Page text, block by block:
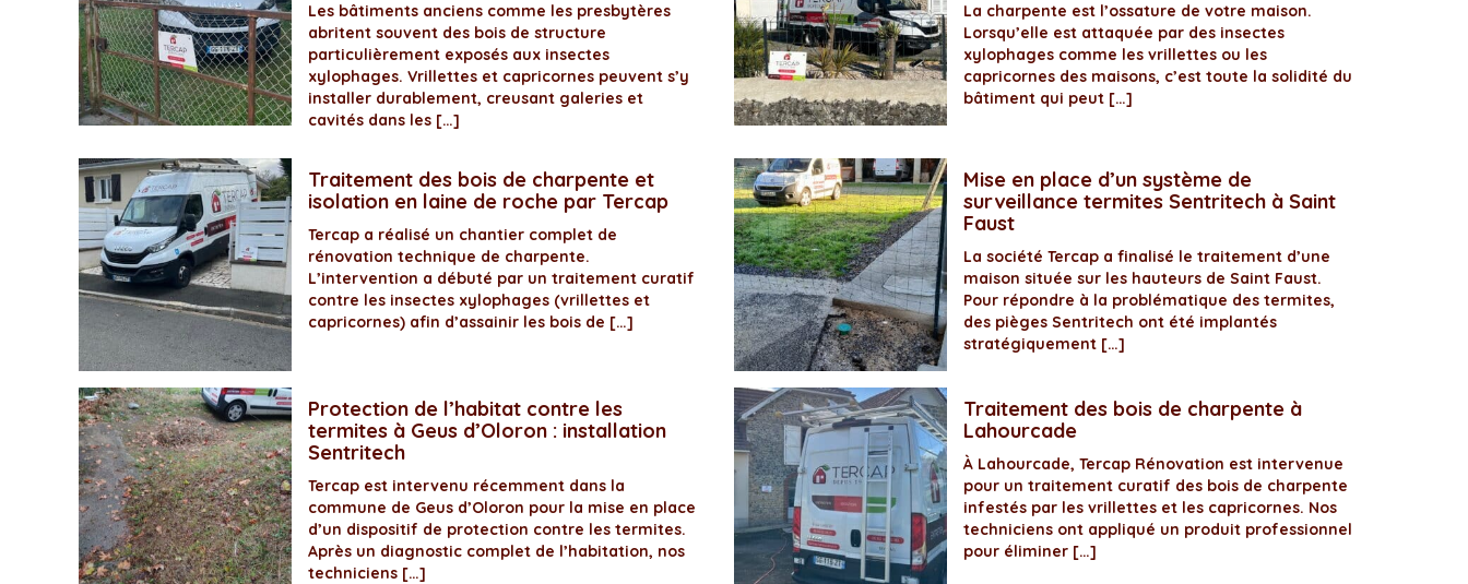
Les bâtiments anciens comme les presbytères
abritent souvent des bois de structure
particulièrement exposés aux insectes
xylophages. Vrillettes et capricornes peuvent s’y
installer durablement, creusant galeries et
cavités dans les […]
La charpente est l’ossature de votre maison.
Lorsqu’elle est attaquée par des insectes
xylophages comme les vrillettes ou les
capricornes des maisons, c’est toute la solidité du
bâtiment qui peut […]
Traitement des bois de charpente et
isolation en laine de roche par Tercap
Tercap a réalisé un chantier complet de
rénovation technique de charpente.
L’intervention a débuté par un traitement curatif
contre les insectes xylophages (vrillettes et
capricornes) afin d’assainir les bois de […]
Mise en place d’un système de
surveillance termites Sentritech à Saint
Faust
La société Tercap a finalisé le traitement d’une
maison située sur les hauteurs de Saint Faust.
Pour répondre à la problématique des termites,
des pièges Sentritech ont été implantés
stratégiquement […]
Protection de l’habitat contre les
termites à Geus d’Oloron : installation
Sentritech
Tercap est intervenu récemment dans la
commune de Geus d’Oloron pour la mise en place
d’un dispositif de protection contre les termites.
Après un diagnostic complet de l’habitation, nos
techniciens […]
Traitement des bois de charpente à
Lahourcade
À Lahourcade, Tercap Rénovation est intervenue
pour un traitement curatif des bois de charpente
infestés par les vrillettes et les capricornes. Nos
techniciens ont appliqué un produit professionnel
pour éliminer […]